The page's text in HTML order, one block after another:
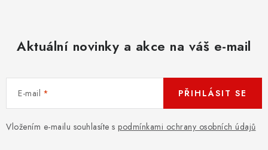
Aktuální novinky a akce na váš e-mail
E-mail
Vložením e-mailu souhlasíte s podmínkami ochrany osobních údajů
PŘIHLÁSIT SE